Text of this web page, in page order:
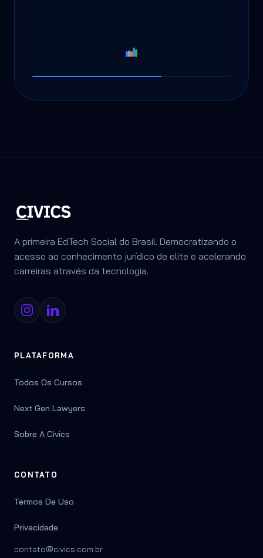
A primeira EdTech Social do Brasil. Democratizando o
acesso ao conhecimento jurídico de elite e acelerando
carreiras através da tecnologia.
PLATAFORMA
Todos Os Cursos
Next Gen Lawyers
Sobre A Civics
CONTATO
Termos De Uso
Privacidade
contato@civics.com.br